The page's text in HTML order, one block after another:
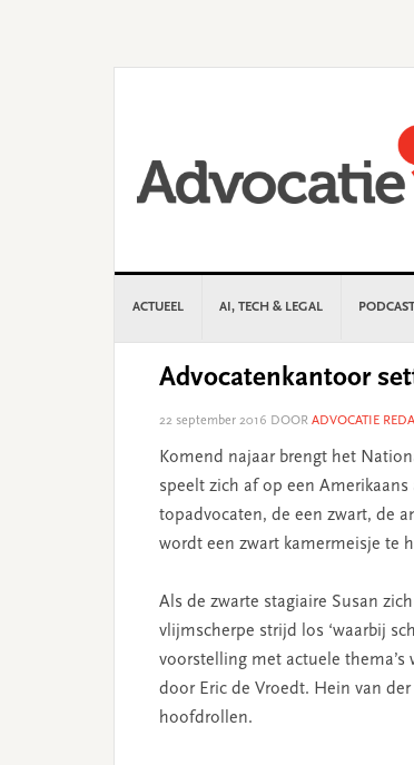
ACTUEEL AI, TECH & LEGAL
Advocatenkantoor
22 september 2016 DOOR ADVOCATIE
Komend najaar brengt het
speelt zich af op een
topadvocaten, de een zwart, de
wordt een zwart kamermeisje te
Als de zwarte stagiaire Susan
vlijmscherpe strijd los ‘waarbij
voorstelling met actuele thema’s
door Eric de Vroedt. Hein van
hoofdrollen.